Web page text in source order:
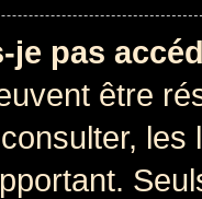
je pas
être